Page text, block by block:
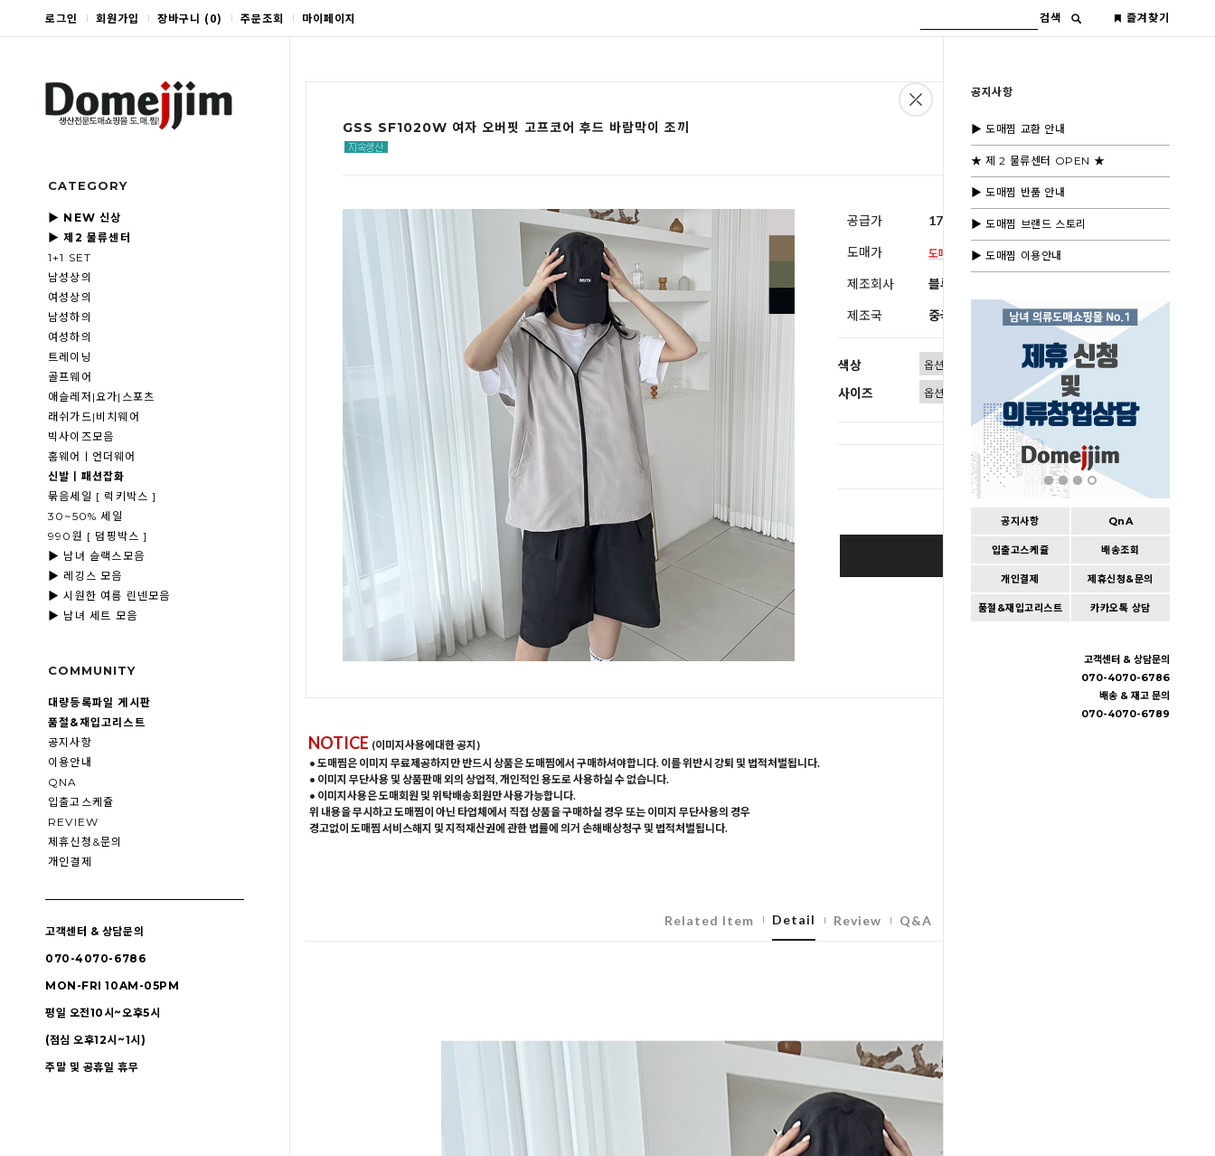
로그인 회원가입 장바구니 (0) 주문조회 마이페이지 검색 즐겨찾기
CATEGORY
▶ NEW 신상
▶ 제2 물류센터
1+1 SET
남성상의
여성상의
남성하의
여성하의
트레이닝
골프웨어
애슬레저|요가|스포츠
래쉬가드|비치웨어
빅사이즈모음
홈웨어ㅣ언더웨어
신발ㅣ패션잡화
묶음세일 [ 럭키박스 ]
30~50% 세일
990원 [ 덤핑박스 ]
▶ 남녀 슬랙스모음
▶ 레깅스 모음
▶ 시원한 여름 린넨모음
▶ 남녀 세트 모음
COMMUNITY
대량등록파일 게시판
품절&재입고리스트
공지사항
이용안내
QNA
입출고스케쥴
REVIEW
제휴신청&문의
개인결제
고객센터 & 상담문의
070-4070-6786
MON-FRI 10AM-05PM
평일 오전10시~오후5시
(점심 오후12시~1시)
주말 및 공휴일 휴무
공지사항
▶ 도매찜 교환 안내
★ 제 2 물류센터 OPEN ★
▶ 도매찜 반품 안내
▶ 도매찜 브랜드 스토리
▶ 도매찜 이용안내
공지사항 QnA
입출고스케쥴 배송조회
개인결제 제휴신청&문의
품절&재입고리스트 카카오톡 상담
고객센터 & 상담문의
070-4070-6786
배송 & 재고 문의
070-4070-6789
GSS SF1020W 여자 오버핏 고프코어 후드 바람막이 조끼
공급가 17,800원 (부가세별도)
도매가
제조회사 블루모드 제휴사
제조국 중국
색상
사이즈
BUY IT NOW
Cart | Wishlist
NOTICE (이미지사용에대한 공지)
• 도매찜은 이미지 무료제공하지만 반드시 상품은 도매찜에서 구매하셔야합니다. 이를 위반시 강퇴 및 법적처벌됩니다.
• 이미지 무단사용 및 상품판매 외의 상업적, 개인적인 용도로 사용하실 수 없습니다.
• 이미지사용은 도매회원 및 위탁배송회원만 사용가능합니다.
위 내용을 무시하고 도매찜이 아닌 타업체에서 직접 상품을 구매하실 경우 또는 이미지 무단사용의 경우
경고없이 도매찜 서비스해지 및 지적재산권에 관한 법률에 의거 손해배상청구 및 법적처벌됩니다.
Related Item Detail Review Q&A